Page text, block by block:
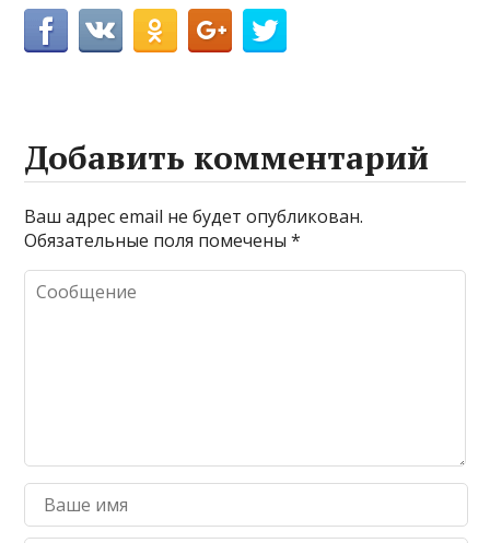
Добавить комментарий
Ваш адрес email не будет опубликован.
Обязательные поля помечены*